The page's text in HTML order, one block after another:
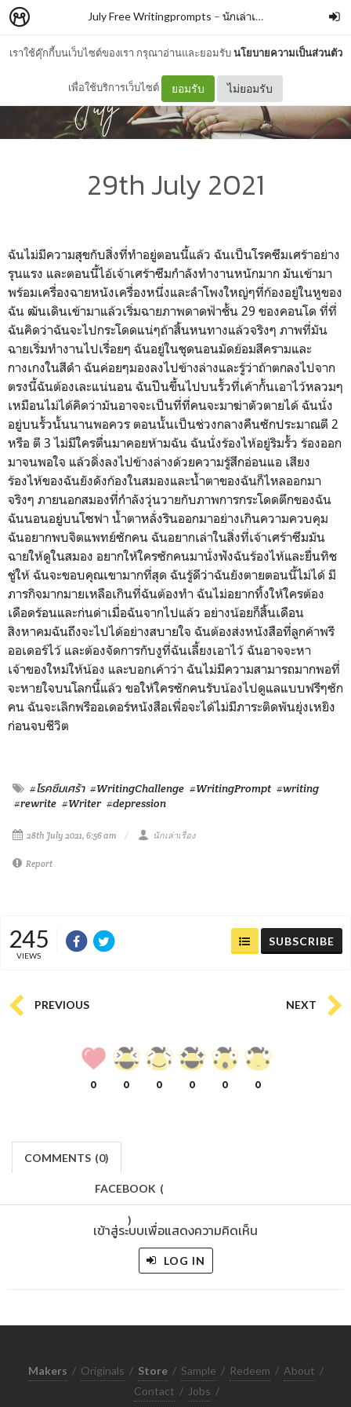
เราใช้คุ๊กกี้บนเว็บไซต์ของเรา กรุณาอ่านและยอมรับนโยบายความเป็นส่วนตัว
เพื่อใช้บริการเว็บไซต์ ยอมรับ ไม่ยอมรับ
July Free Writingprompts – นักเล่าเรื่อง
29th July 2021
ฉันไม่มีความสุขกับสิ่งที่ทำอยู่ตอนนี้แล้ว ฉันเป็นโรคซึมเศร้าอย่าง
รุนแรง และตอนนี้ไอ้เจ้าเศร้าซึมกำลังทำงานหนักมาก มันเข้ามา
พร้อมเครื่องฉายหนังเครื่องหนึ่งและลำโพงใหญ่ๆที่ก้องอยู่ในหูของ
ฉัน ฒันเดินเข้ามาแล้วเริ่มฉายภาพดาดฟ้าชั้น 29 ของคอนโด ที่ที่
ฉันคิดว่าฉันจะไปกระโดดแน่ๆถ้าสิ้นหนทางแล้วจริงๆ ภาพที่มัน
ฉายเริ่มทำงานไปเรื่อยๆ ฉันอยู่ในชุดนอนมัดย้อมสีครามและ
กางเกงในสีดำ ฉันค่อยๆมองลงไปข้างล่างและรู้ว่าถ้าตกลงไปจาก
ตรงนี้ฉันต้องเละแน่นอน ฉันปีนขึ้นไปบนรั้วที่เค้ากั้นเอาไว้หลวมๆ
เหมือนไม่ได้คิดว่ามันอาจจะเป็นที่ที่คนจะมาฆ่าตัวตายได้ ฉันนั่ง
อยู่บนรั้วนั้นนานพอควร ตอนนั้นเป็นช่วงกลางคืนซักประมาณตี 2
หรือ ตี 3 ไม่มีใครตื่นมาคอยห้ามฉัน ฉันนั่งร้องไห้อยู่ริมรั้ว ร้องออก
มาจนพอใจ แล้วดิ่งลงไปข้างล่างด้วยความรู้สึกอ่อนแอ เสียง
ร้องไห้ของฉันยังดังก้องในสมองและน้ำตาของฉันก็ไหลออกมา
จริงๆ ภายนอกสมองที่กำลังวุ่นวายกับภาพการกระโดดตึกของฉัน
ฉันนอนอยู่บนโซฟา น้ำตาหลั่งรินออกมาอย่างเกินความควบคุม
ฉันอยากพบจิตแพทย์ซักคน ฉันอยากเล่าในสิ่งที่เจ้าเศร้าซึมมัน
ฉายให้ดูในสมอง อยากให้ใครซักคนมานั่งฟังฉันร้องไห้และยื่นทิช
ชู่ให้ ฉันจะขอบคุณเขามากที่สุด ฉันรู้ดีว่าฉันยังตายตอนนี้ไม่ได้ มี
ภารกิจมากมายเหลือเกินที่ฉันต้องทำ ฉันไม่อยากทิ้งให้ใครต้อง
เดือดร้อนและก่นด่าเมื่อฉันจากไปแล้ว อย่างน้อยก็สิ้นเดือน
สิงหาคมฉันถึงจะไปได้อย่างสบายใจ ฉันต้องส่งหนังสือที่ลูกค้าพรี
ออเดอร์ไว้ และต้องจัดการกับงูที่ฉันเลี้ยงเอาไว้ ฉันอาจจะหา
เจ้าของใหม่ให้น้อง และบอกเค้าว่า ฉันไม่มีความสามารถมากพอที่
จะหายใจบนโลกนี้แล้ว ขอให้ใครซักคนรับน้องไปดูแลแบบฟรีๆซัก
คน ฉันจะเลิกพรีออเดอร์หนังสือเพื่อจะได้ไม่มีภาระติดพันยุ่งเหยิง
ก่อนจบชีวิต
#โรคซึมเศร้า #WritingChallenge #WritingPrompt #writing
#rewrite #Writer #depression
28th July 2021, 6:56 am นักเล่าเรื่อง
Report
245
VIEWS
SUBSCRIBE
PREVIOUS NEXT
0 0 0 0 0 0
COMMENTS (0)
FACEBOOK (
)
เข้าสู่ระบบเพื่อแสดงความคิดเห็น
LOG IN
Makers / Originals / Store / Sample / Redeem / About /
Contact / Jobs /